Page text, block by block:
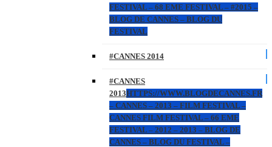
FESTIVAL – 68 EME FESTIVAL – #2015 –
BLOG DE CANNES – BLOG DU
FESTIVAL
#CANNES 2014
#CANNES
2013HTTPS://WWW.BLOGDECANNES.FR
– CANNES – 2013 – FILM FESTIVAL –
CANNES FILM FESTIVAL – 66 EME
FESTIVAL – 2012 – 2013 – BLOG DE
CANNES – BLOG DU FESTIVAL –